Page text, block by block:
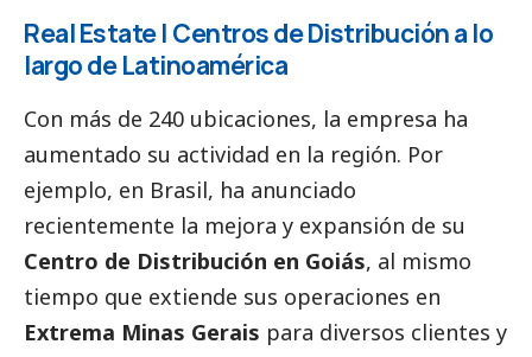
Real Estate | Centros de Distribución a lo
largo de Latinoamérica
Con más de 240 ubicaciones, la empresa ha
aumentado su actividad en la región. Por
ejemplo, en Brasil, ha anunciado
recientemente la mejora y expansión de su
Centro de Distribución en Goiás, al mismo
tiempo que extiende sus operaciones en
Extrema Minas Gerais para diversos clientes y